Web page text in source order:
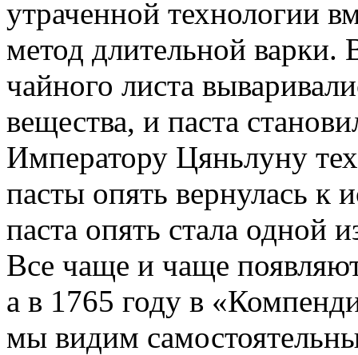
утраченной технологии
метод длительной варки.
чайного листа
вещества, и паста
Императору Цяньлуну
пасты опять вернулась
паста опять стала одной
Все чаще и чаще
а в 1765 году в
мы видим